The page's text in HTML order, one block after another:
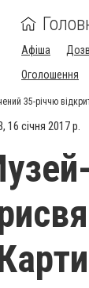
Афіша
Оголошення
35-річчю
16 січня 2017 р.